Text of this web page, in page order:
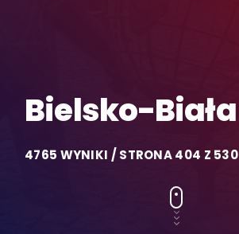
Bielsko-Biała
4765 WYNIKI / STRONA 404 Z 530